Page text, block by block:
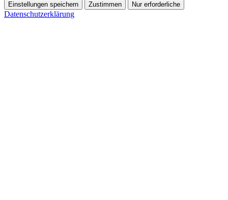
Einstellungen speichern Zustimmen Nur erforderliche
Datenschutzerklärung